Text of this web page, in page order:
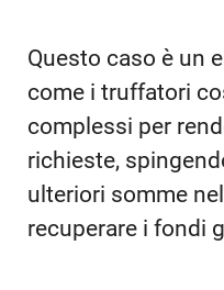
Questo caso è un
come i truffatori
complessi per
richieste,
ulteriori somme
recuperare i fondi